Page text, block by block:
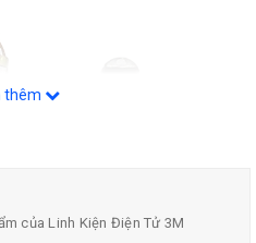
thêm
của Linh Kiện Điện Tử 3M